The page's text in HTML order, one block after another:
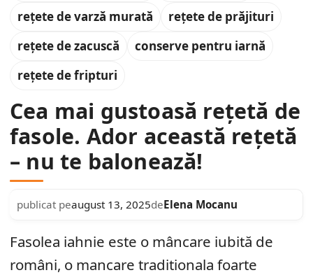
rețete de varză murată
rețete de prăjituri
rețete de zacuscă
conserve pentru iarnă
rețete de fripturi
Cea mai gustoasă rețetă de
fasole. Ador această rețetă
– nu te balonează!
publicat peaugust 13, 2025deElena Mocanu
Fasolea iahnie este o mâncare iubită de
români, o mancare traditionala foarte